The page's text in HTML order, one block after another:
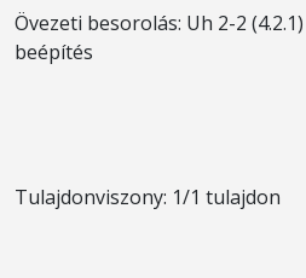
Övezeti besorolás: Uh 2-2
beépítés
Tulajdonviszony: 1/1 tulajdon